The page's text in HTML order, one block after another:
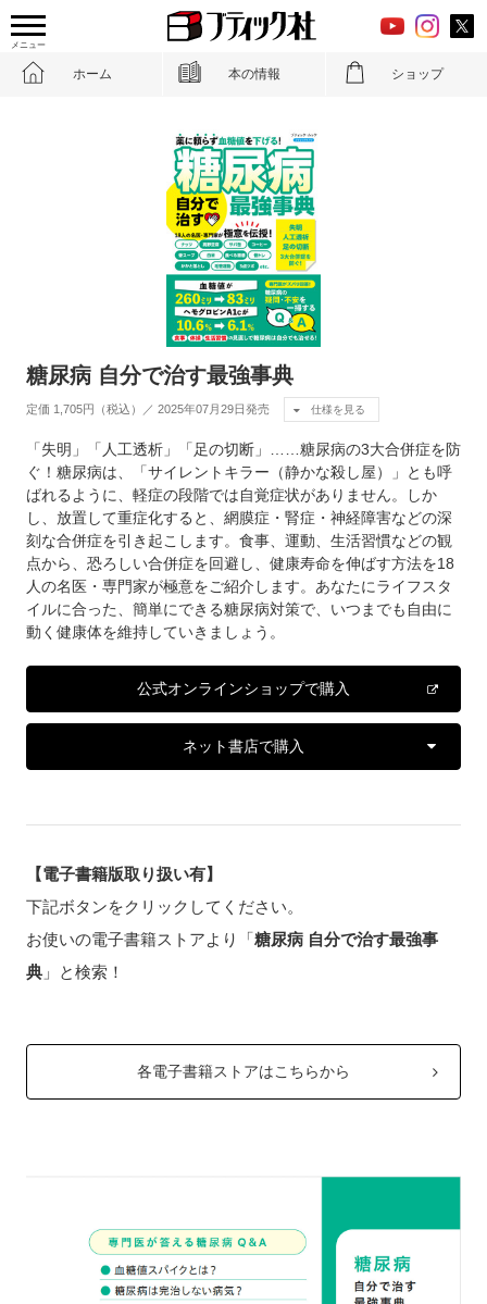
メニュー
ホーム 本の情報 ショップ
糖尿病 自分で治す最強事典
定価 1,705円（税込）／ 2025年07月29日発売 仕様を見る
「失明」「人工透析」「足の切断」……糖尿病の3大合併症を防
ぐ！糖尿病は、「サイレントキラー（静かな殺し屋）」とも呼
ばれるように、軽症の段階では自覚症状がありません。しか
し、放置して重症化すると、網膜症・腎症・神経障害などの深
刻な合併症を引き起こします。食事、運動、生活習慣などの観
点から、恐ろしい合併症を回避し、健康寿命を伸ばす方法を18
人の名医・専門家が極意をご紹介します。あなたにライフスタ
イルに合った、簡単にできる糖尿病対策で、いつまでも自由に
動く健康体を維持していきましょう。
公式オンラインショップで購入
ネット書店で購入
【電子書籍版取り扱い有】
下記ボタンをクリックしてください。
お使いの電子書籍ストアより「糖尿病 自分で治す最強事
典」と検索！
各電子書籍ストアはこちらから